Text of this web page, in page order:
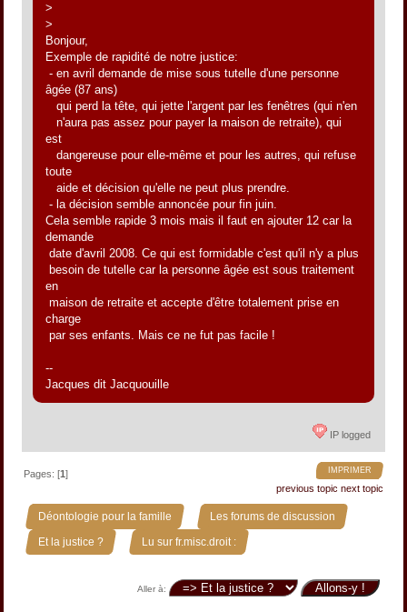
>
>
Bonjour,
Exemple de rapidité de notre justice:
- en avril demande de mise sous tutelle d'une personne
âgée (87 ans)
qui perd la tête, qui jette l'argent par les fenêtres (qui n'en
n'aura pas assez pour payer la maison de retraite), qui
est
dangereuse pour elle-même et pour les autres, qui refuse
toute
aide et décision qu'elle ne peut plus prendre.
- la décision semble annoncée pour fin juin.
Cela semble rapide 3 mois mais il faut en ajouter 12 car la
demande
date d'avril 2008. Ce qui est formidable c'est qu'il n'y a plus
besoin de tutelle car la personne âgée est sous traitement
en
maison de retraite et accepte d'être totalement prise en
charge
par ses enfants. Mais ce ne fut pas facile !
--
Jacques dit Jacquouille
IP logged
IMPRIMER
Pages: [1]
previous topic next topic
Déontologie pour la famille » Les forums de discussion »
Et la justice ? » Lu sur fr.misc.droit :
Aller à: